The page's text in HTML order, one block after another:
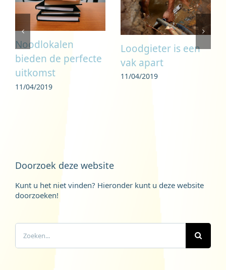
Noodlokalen
bieden de perfecte
uitkomst
11/04/2019
Loodgieter is een
vak apart
11/04/2019
Doorzoek deze website
Kunt u het niet vinden? Hieronder kunt u deze website
doorzoeken!
Zoeken
naar: